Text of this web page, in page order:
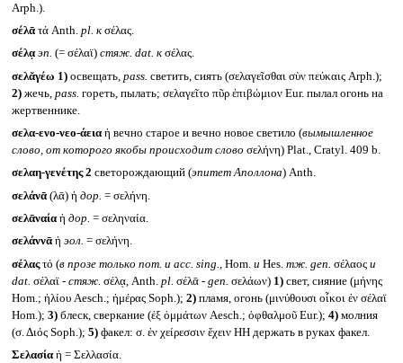
Arph.).
σέλᾱ τά Anth. pl. кσέλας.
σέλᾳ эп. (= σέλαϊ)стяж. dat. кσέλας.
σελᾰγέω 1)освещать, pass. светить, сиять (σελαγεῖσθαι σὺν πεύκαις Arph.);
2)жечь, pass. гореть, пылать; σελαγεῖτο πῦρ ἐπιβώμιον Eur. пылал огонь на
жертвеннике.
σελα-ενο-νεο-άεια ἡ вечно старое и вечно новое светило (вымышленное
слово, от которого якобы происходит слово σελήνη) Plat., Cratyl. 409 b.
σελαη-γενέτης 2 светорождающий (эпитет Аполлона) Anth.
σελάνᾱ(λᾱ) ἡ дор. = σελήνη.
σελᾱναία ἡ дор. = σεληναία.
σελάννᾱ ἡ эол. = σελήνη.
σέλαςτό (в прозе только nom. и acc. sing., Hom. и Hes. тж. gen. σέλαος и
dat. σέλαϊ - стяж. σέλᾳ, Anth. pl. σέλᾱ - gen. σελάων) 1)свет, сияние (μήνης
Hom.; ἡλίου Aesch.; ἡμέρας Soph.); 2)пламя, огонь (μινύθουσι οἶκοι ἐν σέλαϊ
Hom.); 3)блеск, сверкание (ἐξ ὀμμάτων Aesch.; ὀφθαλμοῦ Eur.); 4)молния
(σ. Διός Soph.); 5)факел: σ. ἐν χείρεσσιν ἔχειν HH держать в руках факел.
Σελασία ἡ = Σελλασία.